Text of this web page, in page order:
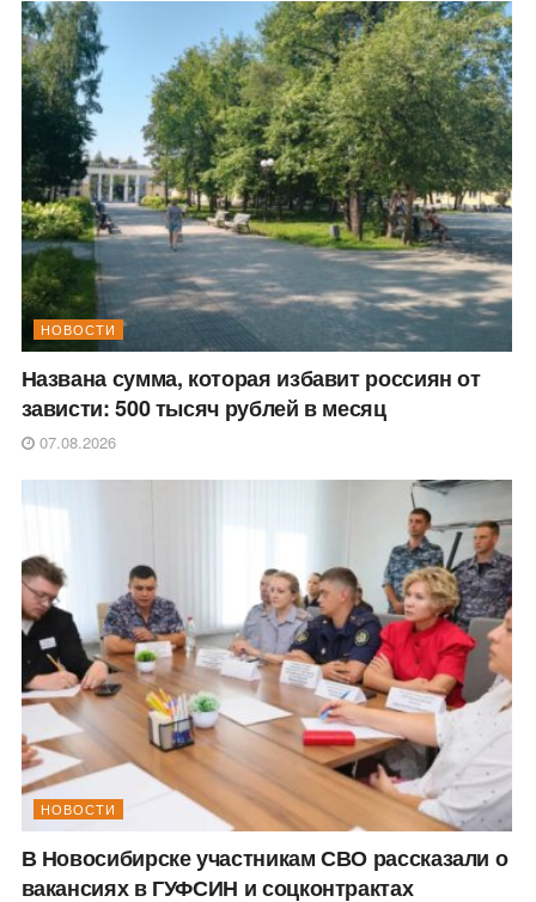
НОВОСТИ
Названа сумма, которая избавит россиян от
зависти: 500 тысяч рублей в месяц
07.08.2026
НОВОСТИ
В Новосибирске участникам СВО рассказали о
вакансиях в ГУФСИН и соцконтрактах